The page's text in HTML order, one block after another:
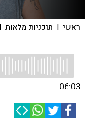
ראשי | תוכניות מלאות |
06:03